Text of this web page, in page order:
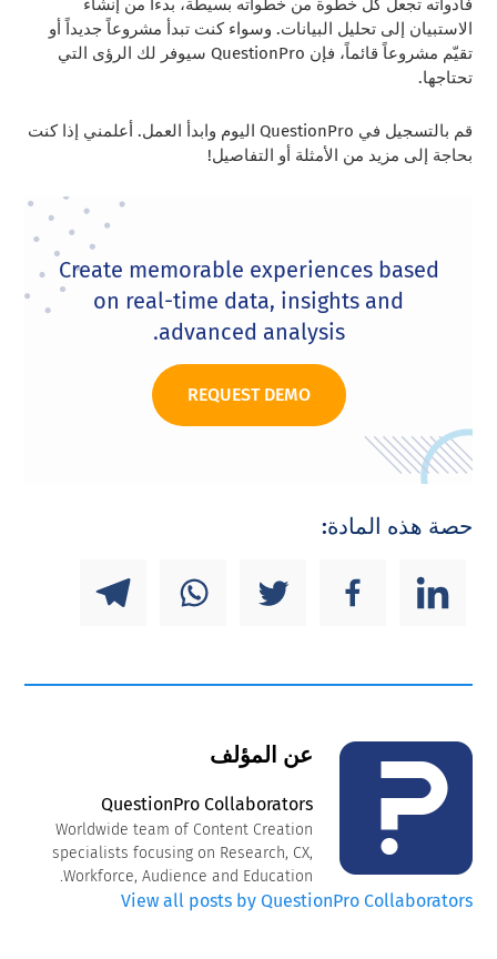
فأدواته تجعل كل خطوة من خطواته بسيطة، بدءاً من إنشاء
الاستبيان إلى تحليل البيانات. وسواء كنت تبدأ مشروعاً جديداً أو
تقيّم مشروعاً قائماً، فإن QuestionPro سيوفر لك الرؤى التي
تحتاجها.
قم بالتسجيل في QuestionPro اليوم وابدأ العمل. أعلمني إذا كنت
بحاجة إلى مزيد من الأمثلة أو التفاصيل!
Create memorable experiences based
on real-time data, insights and
advanced analysis.
REQUEST DEMO
حصة هذه المادة:
عن المؤلف
QuestionPro Collaborators
Worldwide team of Content Creation
specialists focusing on Research, CX,
Workforce, Audience and Education.
View all posts by QuestionPro Collaborators